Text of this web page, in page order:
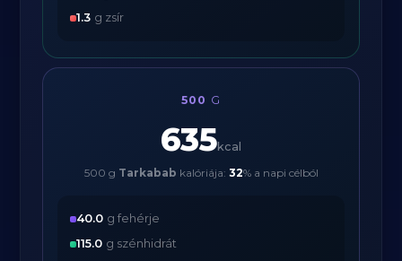
1.3 g zsír
500 G
635kcal
500 g Tarkabab kalóriája: 32% a napi célból
40.0 g fehérje
115.0 g szénhidrát